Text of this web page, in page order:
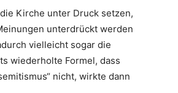
Kirche unter Druck setzen,
unterdrückt werden
vielleicht sogar die
wiederholte Formel, dass
nicht, wirkte dann